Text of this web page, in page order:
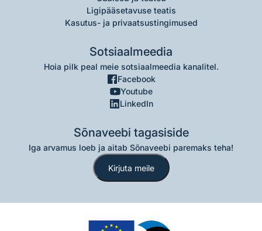
Ligipääsetavuse teatis
Kasutus- ja privaatsustingimused
Sotsiaalmeedia
Hoia pilk peal meie sotsiaalmeedia kanalitel.
Facebook
Youtube
LinkedIn
Sõnaveebi tagasiside
Iga arvamus loeb ja aitab Sõnaveebi paremaks teha!
Kirjuta meile